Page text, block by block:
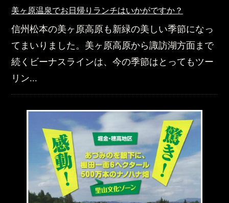
美ヶ原温泉でお日帰りランチはいかがですか？
信州松本の美ヶ原高原も新緑の美しい季節になっ
てまいりました。美ヶ原高原から諏訪湖方面まで
続くビーナスラインは、今の季節はとってもツー
リン...